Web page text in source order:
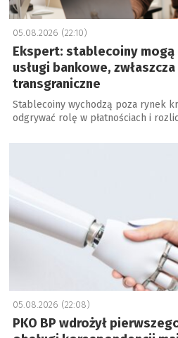
05.08.2026 (22:10)
Ekspert: stablecoiny mogą
usługi bankowe,
transgraniczne
Stablecoiny wychodzą poza rynek
odgrywać rolę w płatnościach i
a
05.08.2026 (22:08)
PKO BP wdrożył